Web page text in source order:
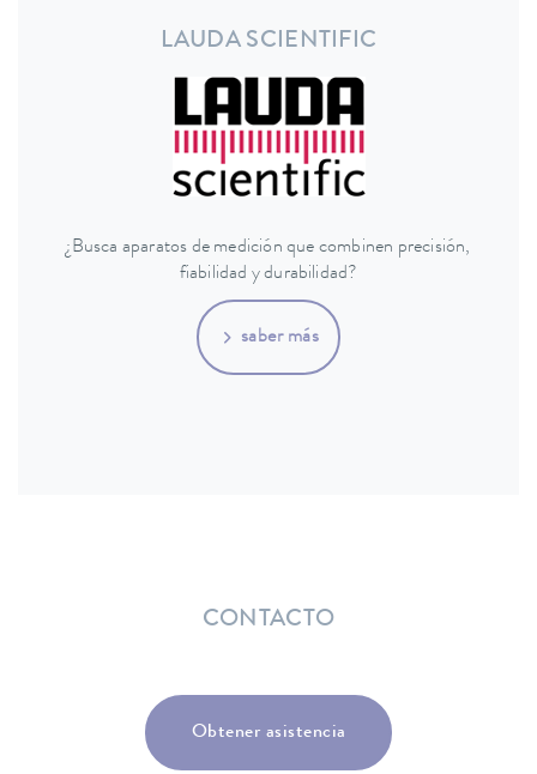
LAUDA SCIENTIFIC
¿Busca aparatos de medición que combinen precisión,
fiabilidad y durabilidad?
saber más
CONTACTO
Obtener asistencia